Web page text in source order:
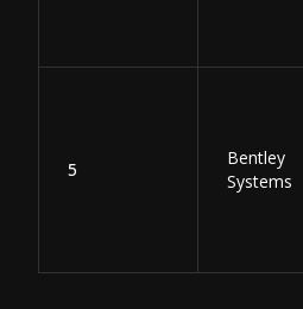
5
Bentley
Systems